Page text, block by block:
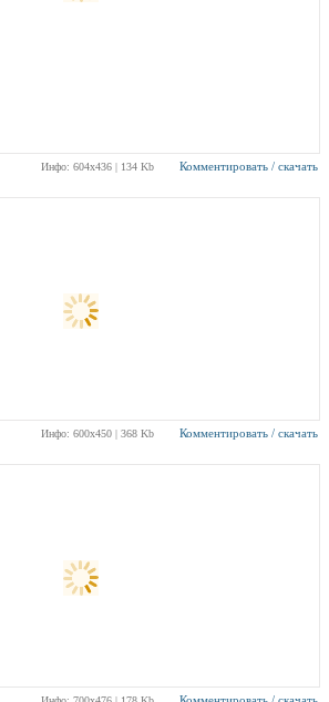
Инфо: 604х436 | 134 Kb Комментировать / скачать
Инфо: 600х450 | 368 Kb Комментировать / скачать